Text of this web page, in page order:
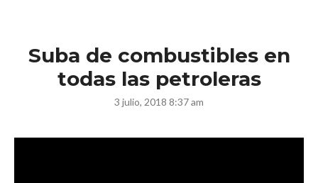
Suba de combustibles en
todas las petroleras
3 julio, 2018 8:37 am